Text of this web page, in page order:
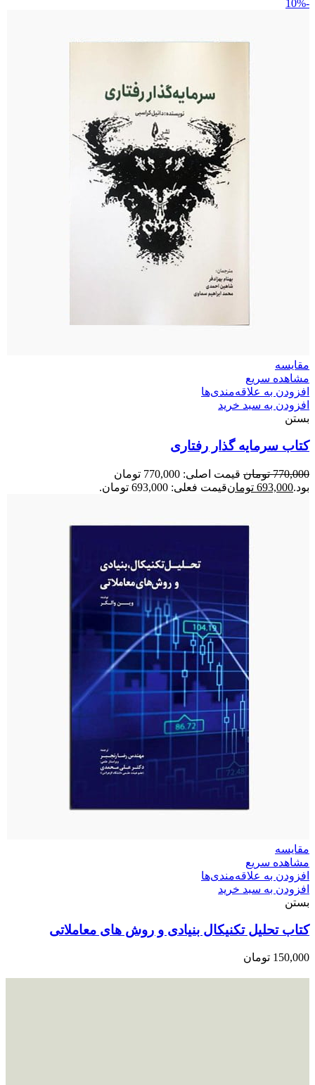
-10%
مقایسه
مشاهده سریع
افزودن به علاقه‌مندی‌ها
افزودن به سبد خرید
بستن
کتاب سرمایه گذار رفتاری
770,000 تومان
قیمت اصلی: 770,000 تومان
بود.693,000 تومانقیمت فعلی: 693,000 تومان.
مقایسه
مشاهده سریع
افزودن به علاقه‌مندی‌ها
افزودن به سبد خرید
بستن
کتاب تحلیل تکنیکال بنیادی و روش های معاملاتی
150,000 تومان